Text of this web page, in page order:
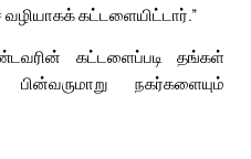
கட்டளையிட்டார்.”
கட்டளைப்படி தங்கள்
பின்வருமாறு நகர்களையும்